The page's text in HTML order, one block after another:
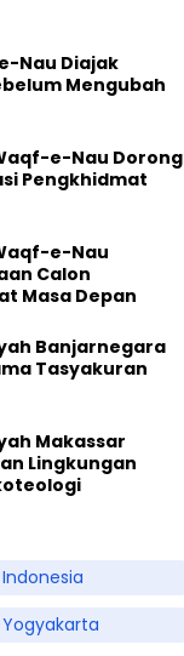
Nau Diajak
Mengubah
e-Nau Dorong
Pengkhidmat
e-Nau
Calon
Masa Depan
Banjarnegara
Tasyakuran
Makassar
Lingkungan
Edukasi Ekoteologi
Indonesia
Yogyakarta